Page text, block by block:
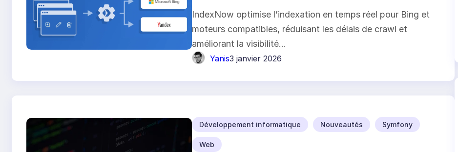
IndexNow optimise l’indexation en temps réel pour Bing et
moteurs compatibles, réduisant les délais de crawl et
améliorant la visibilité…
Yanis3 janvier 2026
Développement informatique Nouveautés Symfony
Web